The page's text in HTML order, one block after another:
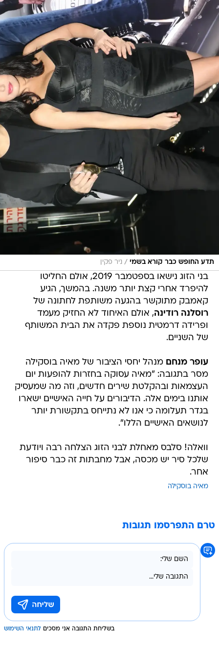
תדע החופש כבר קורא בשמי / ניר פקין
בני הזוג נישאו בספטמבר 2019, אולם החליטו
להיפרד אחרי קצת יותר משנה. בהמשך, הגיע
קאמבק מתוקשר בהגעה משותפת לחתונה של
רוסלנה רודינה, אולם האיחוד לא החזיק מעמד
ופרידה דרמטית נוספת פקדה את הבית המשותף
של השניים.
עופר מנחם מנהל יחסי הציבור של מאיה בוסקילה
מסר בתגובה: "מאיה עסוקה בחזרות להופעות יום
העצמאות ובהקלטת שירים חדשים, וזה מה שמעסיק
אותנו בימים אלה. הדיבורים על חייה האישיים ישארו
בגדר תעלומה כי אנו לא נתייחס בתקשורת יותר
לנושאים האישיים הללו".
וואלה! סלבס מאחלת לבני הזוג הצלחה רבה ויודעת
שלכל סיר יש מכסה, אבל מחבתות זה כבר סיפור
אחר.
מאיה בוסקילה
טרם התפרסמו תגובות
בשליחת התגובה אני מסכים לתנאי השימוש